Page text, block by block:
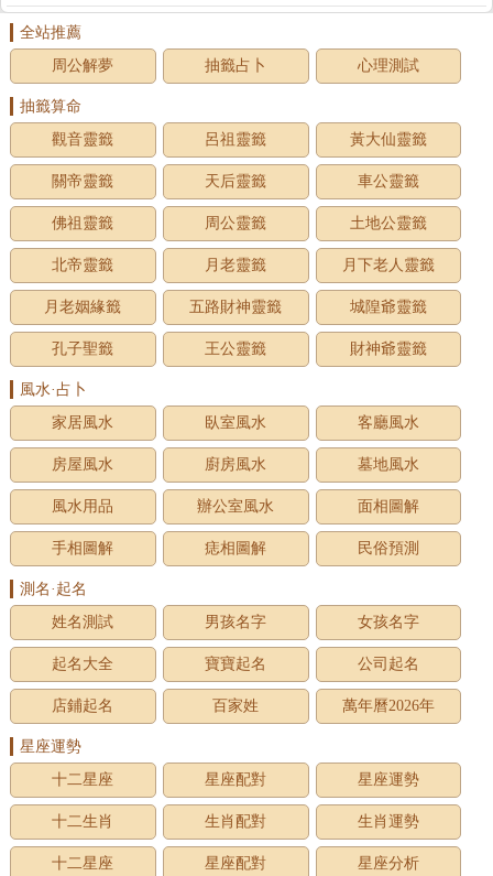
全站推薦
周公解夢
抽籤占卜 心理測試
抽籤算命
觀音靈籤
呂祖靈籤 黃大仙靈籤
關帝靈籤 天后靈籤 車公靈籤
佛祖靈籤 周公靈籤 土地公靈籤
北帝靈籤 月老靈籤 月下老人靈籤
月老姻緣籤 五路財神靈籤 城隍爺靈籤
孔子聖籤 王公靈籤 財神爺靈籤
風水·占卜
家居風水
臥室風水 客廳風水
房屋風水 廚房風水 墓地風水
風水用品 辦公室風水 面相圖解
手相圖解 痣相圖解 民俗預測
測名·起名
姓名測試
男孩名字 女孩名字
起名大全 寶寶起名 公司起名
店鋪起名 百家姓 萬年曆2026年
星座運勢
十二星座
星座配對 星座運勢
十二生肖 生肖配對 生肖運勢
十二星座 星座配對 星座分析